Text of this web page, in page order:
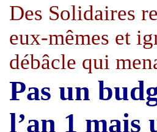
Des Solidaires
eux-mêmes et
débâcle qui
Pas un
l’an 1 mais